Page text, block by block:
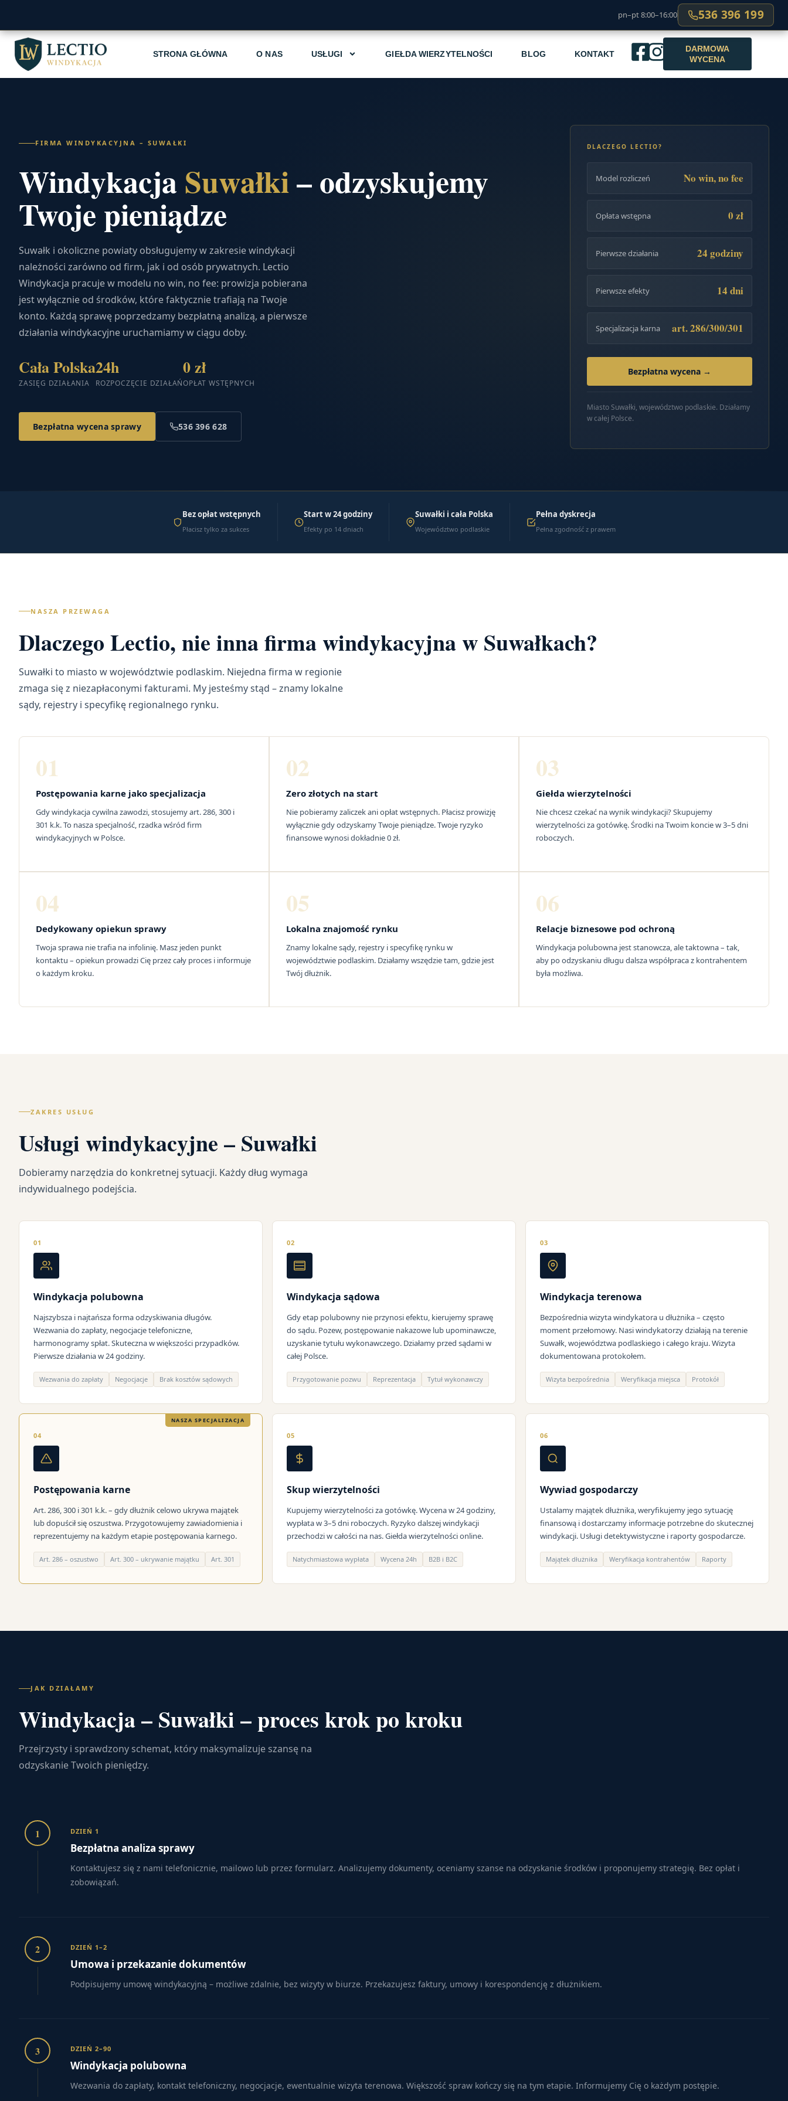
pn–pt 8:00–16:00 536 396 199
STRONA GŁÓWNA O NAS USŁUGI GIEŁDA WIERZYTELNOŚCI BLOG KONTAKT
DARMOWA
WYCENA
FIRMA WINDYKACYJNA – SUWAŁKI
WindykacjaSuwałki– odzyskujemy
Twoje pieniądze
Suwałk i okoliczne powiaty obsługujemy w zakresie windykacji
należności zarówno od firm, jak i od osób prywatnych. Lectio
Windykacja pracuje w modelu no win, no fee: prowizja pobierana
jest wyłącznie od środków, które faktycznie trafiają na Twoje
konto. Każdą sprawę poprzedzamy bezpłatną analizą, a pierwsze
działania windykacyjne uruchamiamy w ciągu doby.
Cała Polska
ZASIĘG DZIAŁANIA
24h
ROZPOCZĘCIE DZIAŁAŃ
0 zł
OPŁAT WSTĘPNYCH
Bezpłatna wycena sprawy 536 396 628
DLACZEGO LECTIO?
Model rozliczeń No win, no fee
Opłata wstępna 0 zł
Pierwsze działania 24 godziny
Pierwsze efekty 14 dni
Specjalizacja karna art. 286/300/301
Bezpłatna wycena →
Miasto Suwałki, województwo podlaskie. Działamy
w całej Polsce.
Bez opłat wstępnych
Płacisz tylko za sukces
Start w 24 godziny
Efekty po 14 dniach
Suwałki i cała Polska
Województwo podlaskie
Pełna dyskrecja
Pełna zgodność z prawem
NASZA PRZEWAGA
Dlaczego Lectio, nie inna firma windykacyjna w Suwałkach?
Suwałki to miasto w województwie podlaskim. Niejedna firma w regionie
zmaga się z niezapłaconymi fakturami. My jesteśmy stąd – znamy lokalne
sądy, rejestry i specyfikę regionalnego rynku.
01
Postępowania karne jako specjalizacja
Gdy windykacja cywilna zawodzi, stosujemy art. 286, 300 i
301 k.k. To nasza specjalność, rzadka wśród firm
windykacyjnych w Polsce.
02
Zero złotych na start
Nie pobieramy zaliczek ani opłat wstępnych. Płacisz prowizję
wyłącznie gdy odzyskamy Twoje pieniądze. Twoje ryzyko
finansowe wynosi dokładnie 0 zł.
03
Giełda wierzytelności
Nie chcesz czekać na wynik windykacji? Skupujemy
wierzytelności za gotówkę. Środki na Twoim koncie w 3–5 dni
roboczych.
04
Dedykowany opiekun sprawy
Twoja sprawa nie trafia na infolinię. Masz jeden punkt
kontaktu – opiekun prowadzi Cię przez cały proces i informuje
o każdym kroku.
05
Lokalna znajomość rynku
Znamy lokalne sądy, rejestry i specyfikę rynku w
województwie podlaskim. Działamy wszędzie tam, gdzie jest
Twój dłużnik.
06
Relacje biznesowe pod ochroną
Windykacja polubowna jest stanowcza, ale taktowna – tak,
aby po odzyskaniu długu dalsza współpraca z kontrahentem
była możliwa.
ZAKRES USŁUG
Usługi windykacyjne – Suwałki
Dobieramy narzędzia do konkretnej sytuacji. Każdy dług wymaga
indywidualnego podejścia.
01
Windykacja polubowna
Najszybsza i najtańsza forma odzyskiwania długów.
Wezwania do zapłaty, negocjacje telefoniczne,
harmonogramy spłat. Skuteczna w większości przypadków.
Pierwsze działania w 24 godziny.
Wezwania do zapłaty Negocjacje Brak kosztów sądowych
02
Windykacja sądowa
Gdy etap polubowny nie przynosi efektu, kierujemy sprawę
do sądu. Pozew, postępowanie nakazowe lub upominawcze,
uzyskanie tytułu wykonawczego. Działamy przed sądami w
całej Polsce.
Przygotowanie pozwu Reprezentacja Tytuł wykonawczy
03
Windykacja terenowa
Bezpośrednia wizyta windykatora u dłużnika – często
moment przełomowy. Nasi windykatorzy działają na terenie
Suwałk, województwa podlaskiego i całego kraju. Wizyta
dokumentowana protokołem.
Wizyta bezpośrednia Weryfikacja miejsca Protokół
NASZA SPECJALIZACJA
04
Postępowania karne
Art. 286, 300 i 301 k.k. – gdy dłużnik celowo ukrywa majątek
lub dopuścił się oszustwa. Przygotowujemy zawiadomienia i
reprezentujemy na każdym etapie postępowania karnego.
Art. 286 – oszustwo Art. 300 – ukrywanie majątku Art. 301
05
Skup wierzytelności
Kupujemy wierzytelności za gotówkę. Wycena w 24 godziny,
wypłata w 3–5 dni roboczych. Ryzyko dalszej windykacji
przechodzi w całości na nas. Giełda wierzytelności online.
Natychmiastowa wypłata Wycena 24h B2B i B2C
06
Wywiad gospodarczy
Ustalamy majątek dłużnika, weryfikujemy jego sytuację
finansową i dostarczamy informacje potrzebne do skutecznej
windykacji. Usługi detektywistyczne i raporty gospodarcze.
Majątek dłużnika Weryfikacja kontrahentów Raporty
JAK DZIAŁAMY
Windykacja – Suwałki – proces krok po kroku
Przejrzysty i sprawdzony schemat, który maksymalizuje szansę na
odzyskanie Twoich pieniędzy.
1 DZIEŃ 1
Bezpłatna analiza sprawy
Kontaktujesz się z nami telefonicznie, mailowo lub przez formularz. Analizujemy dokumenty, oceniamy szanse na odzyskanie środków i proponujemy strategię. Bez opłat i
zobowiązań.
2 DZIEŃ 1–2
Umowa i przekazanie dokumentów
Podpisujemy umowę windykacyjną – możliwe zdalnie, bez wizyty w biurze. Przekazujesz faktury, umowy i korespondencję z dłużnikiem.
3 DZIEŃ 2–90
Windykacja polubowna
Wezwania do zapłaty, kontakt telefoniczny, negocjacje, ewentualnie wizyta terenowa. Większość spraw kończy się na tym etapie. Informujemy Cię o każdym postępie.